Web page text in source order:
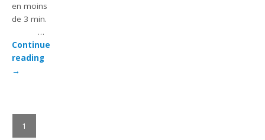
en moins
de 3 min.
…
Continue
reading
→
1